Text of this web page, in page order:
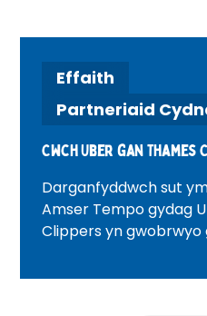
Effaith
Partneriaid
Cwch Uber gan Thames
Darganfyddwch sut
Amser Tempo gydag
Clippers yn
teithio hyblyg a